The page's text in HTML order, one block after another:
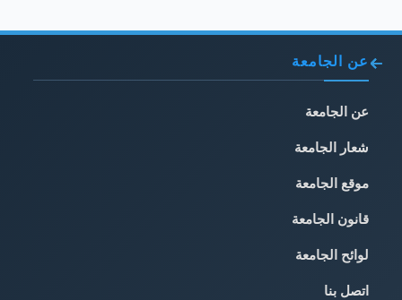
عن الجامعة
عن الجامعة
شعار الجامعة
موقع الجامعة
قانون الجامعة
لوائح الجامعة
اتصل بنا